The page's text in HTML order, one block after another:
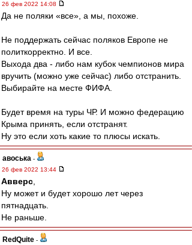
26 фев 2022 14:08
Да не поляки «все», а мы, похоже.
Не поддержать сейчас поляков Европе не
политкорректно. И все.
Выхода два - либо нам кубок чемпионов мира
вручить (можно уже сейчас) либо отстранить.
Выбирайте на месте ФИФА.
Будет время на туры ЧР. И можно федерацию
Крыма принять, если отстранят.
Ну это если хоть какие то плюсы искать.
авоська -
26 фев 2022 13:44
Авверс
Ну может и будет хорошо лет через
пятнадцать.
Не раньше.
RedQuite -